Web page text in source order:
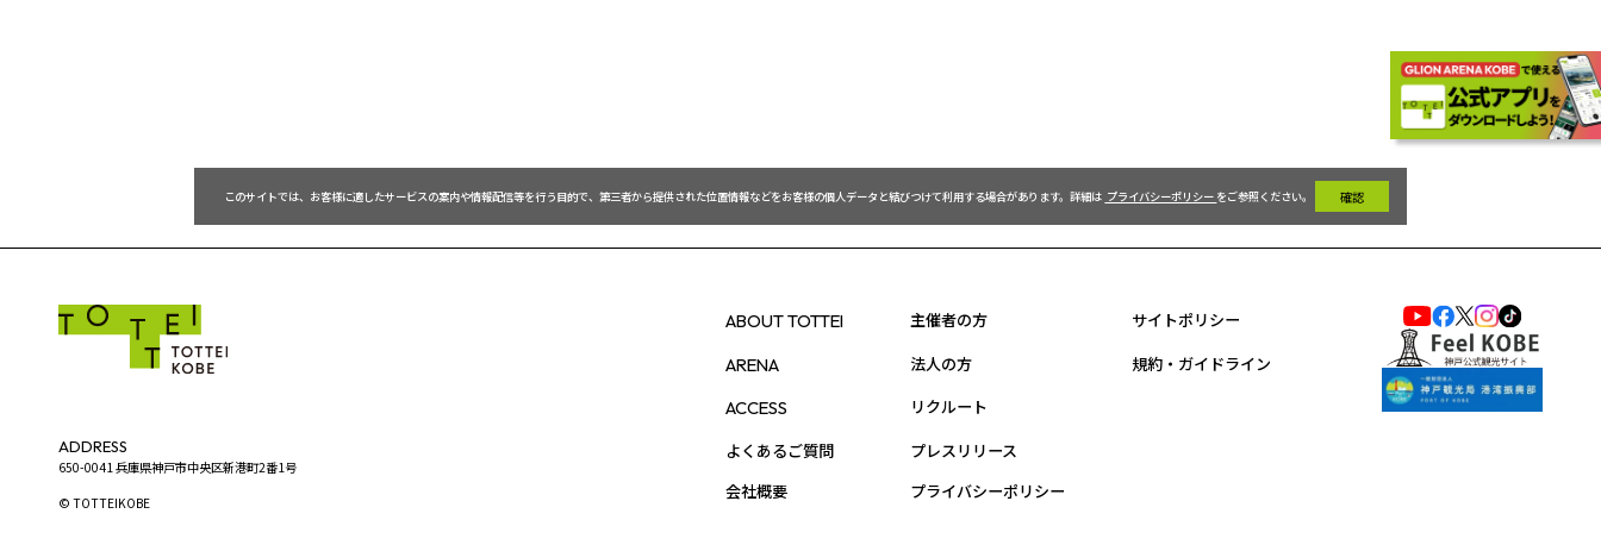
このサイトでは、お客様に適したサービスの案内や情報配信等を行う目的で、第三者から提供された位置情報などをお客様の個人データと結びつけて利用する場合があります。詳細は プライバシーポリシー をご参照ください。
ADDRESS
650-0041 兵庫県神戸市中央区新港町2番1号
© TOTTEIKOBE
ABOUT TOTTEI
ARENA
ACCESS
よくあるご質問
会社概要
主催者の方
法人の方
リクルート
プレスリリース
プライバシーポリシー
サイトポリシー
規約・ガイドライン